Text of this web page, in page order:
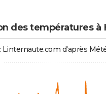
des températures à
Linternaute.com d'après